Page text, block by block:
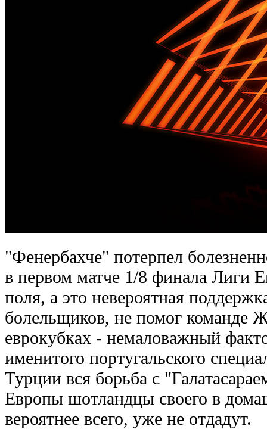
"Фенербахче" потерпел
в первом матче 1/8 финала Лиги
поля, а это невероятная
болельщиков, не помог команде
еврокубках - немаловажный
именитого португальского
Турции вся борьба с
Европы шотландцы своего в
вероятнее всего, уже не отдадут.